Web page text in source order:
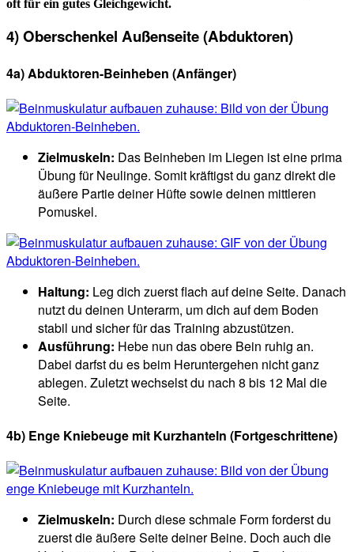
oft für ein gutes Gleichgewicht.
4) Oberschenkel Außenseite (Abduktoren)
4a) Abduktoren-Beinheben (Anfänger)
Zielmuskeln: Das Beinheben im Liegen ist eine prima
Übung für Neulinge. Somit kräftigst du ganz direkt die
äußere Partie deiner Hüfte sowie deinen mittleren
Pomuskel.
Haltung: Leg dich zuerst flach auf deine Seite. Danach
nutzt du deinen Unterarm, um dich auf dem Boden
stabil und sicher für das Training abzustützen.
Ausführung: Hebe nun das obere Bein ruhig an.
Dabei darfst du es beim Heruntergehen nicht ganz
ablegen. Zuletzt wechselst du nach 8 bis 12 Mal die
Seite.
4b) Enge Kniebeuge mit Kurzhanteln (Fortgeschrittene)
Zielmuskeln: Durch diese schmale Form forderst du
zuerst die äußere Seite deiner Beine. Doch auch die